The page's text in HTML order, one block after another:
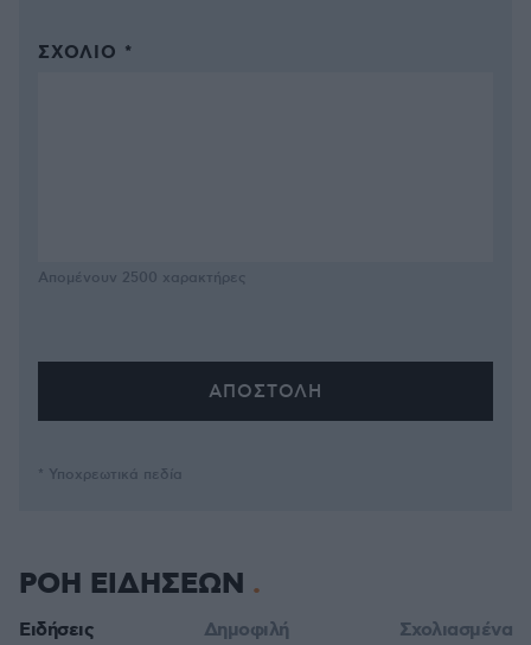
ΣΧΌΛΙΟ *
Απομένουν 2500 χαρακτήρες
* Υποχρεωτικά πεδία
ΡΟΗ ΕΙΔΗΣΕΩΝ
Ειδήσεις Δημοφιλή Σχολιασμένα